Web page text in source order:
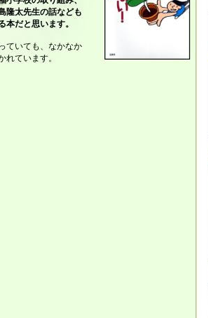
隆太先生の話なども
だと思います。
ていても、なかなか
れています。